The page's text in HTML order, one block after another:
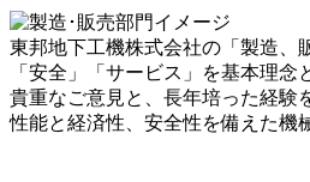
東邦地下工機株式会社の「製造、
「安全」「サービス」を基本理念
貴重なご意見と、長年培った経験
性能と経済性、安全性を備えた機